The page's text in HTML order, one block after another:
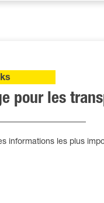
pour les
informations les plus